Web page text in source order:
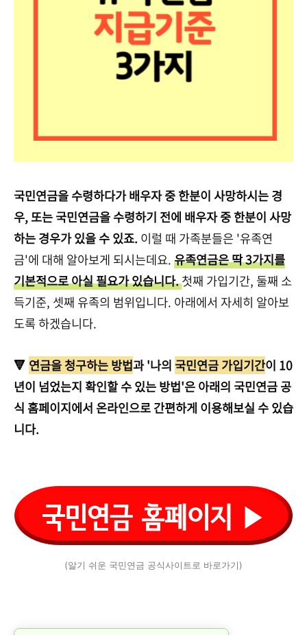
국민연금을 수령하다가 배우자 중 한분이 사망하시는 경
우, 또는 국민연금을 수령하기 전에 배우자 중 한분이 사망
하는 경우가 있을 수 있죠. 이럴 때 가족분들은 '유족연
금'에 대해 알아보게 되시는데요.유족연금은 딱 3가지를
기본적으로 아실 필요가 있습니다.첫째 가입기간, 둘째 소
득기준, 셋째 유족의 범위입니다. 아래에서 자세히 알아보
도록 하겠습니다.
🔻 연금을 청구하는 방법과 '나의 국민연금 가입기간이 10
년이 넘었는지 확인할 수 있는 방법'은 아래의 국민연금 공
식 홈페이지에서 온라인으로 간편하게 이용해보실 수 있습
니다.
(알기 쉬운 국민연금 공식사이트로 바로가기)